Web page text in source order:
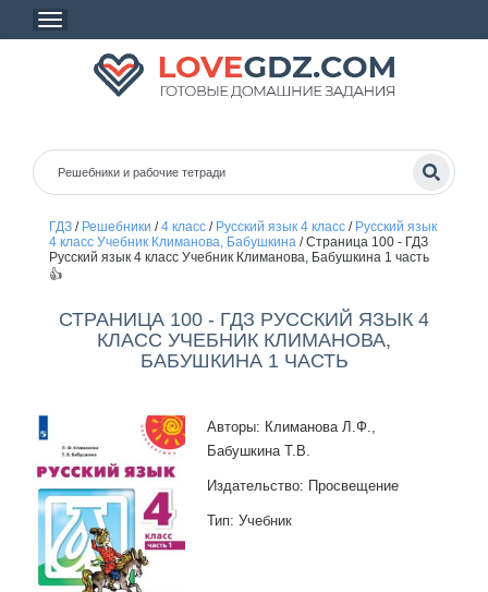
ГДЗ/ Решебники /4 класс/ Русский язык 4 класс/ Русский язык
4 класс Учебник Климанова, Бабушкина/Страница 100 - ГДЗ
Русский язык 4 класс Учебник Климанова, Бабушкина 1 часть
👍
СТРАНИЦА 100 - ГДЗ РУССКИЙ ЯЗЫК 4
КЛАСС УЧЕБНИК КЛИМАНОВА,
БАБУШКИНА 1 ЧАСТЬ
Авторы: Климанова Л.Ф.,
Бабушкина Т.В.
Издательство: Просвещение
Тип: Учебник